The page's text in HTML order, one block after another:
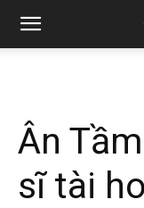
Ân
sĩ tài